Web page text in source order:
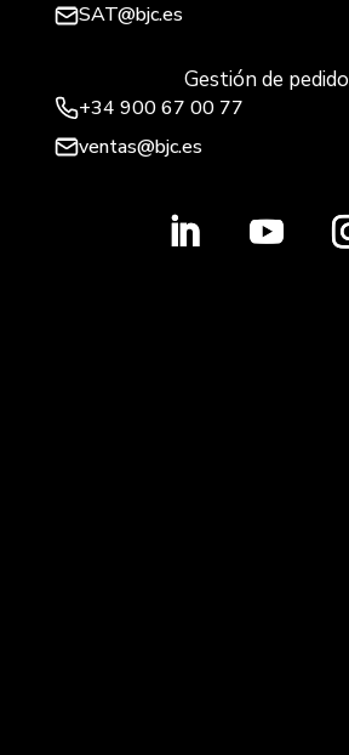
SAT@bjc.es
Gestión de
+34 900 67 00 77
ventas@bjc.es